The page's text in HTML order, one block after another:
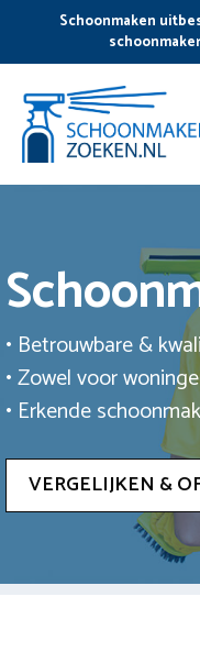
de
inhoud
Schoonmaken
• Betrouwbare &
• Zowel voor
• Erkende
VERGELIJKEN &